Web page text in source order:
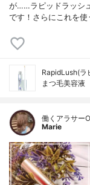
が……ラピッドラッシ
です！さらにこれを
RapidLush(ラ
まつ毛美容液
働くアラサー
Marie